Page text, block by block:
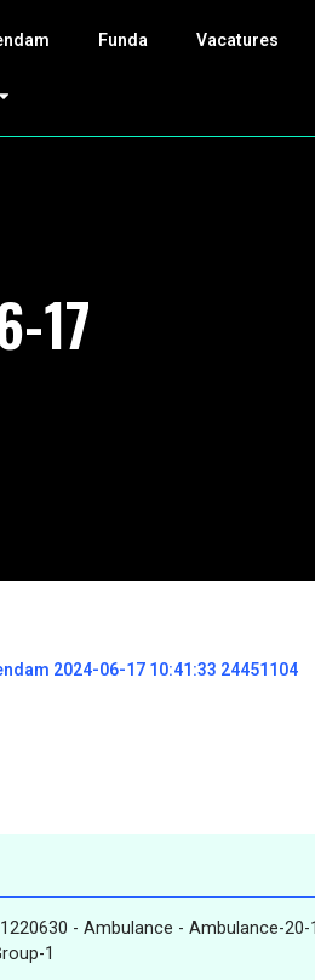
Funda Vacatures
17
2024-06-17 10:41:33 24451104
- Ambulance - Ambulance-
1